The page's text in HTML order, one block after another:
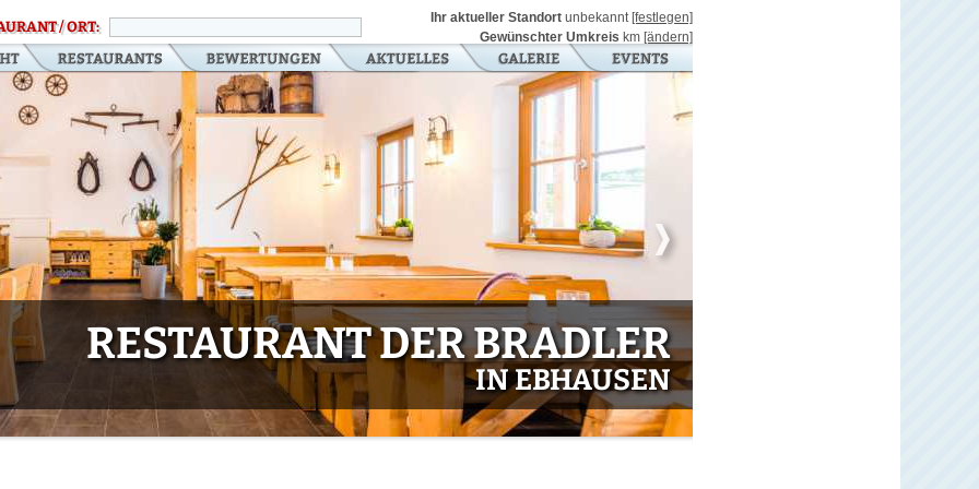
/ ORT:
Ihr aktueller Standort unbekannt [festlegen]
Gewünschter Umkreis km [ändern]
RESTAURANT DER BRADLER
IN EBHAUSEN